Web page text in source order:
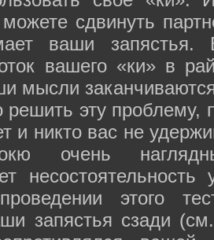
сдвинуть
ваши запястья.
вашего «ки» в
мысли
решить эту проблему,
и никто вас не
кокю очень
этого
запястья сзади